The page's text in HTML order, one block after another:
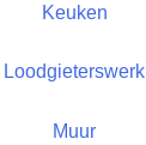
Keuken
Loodgieterswerk
Muur